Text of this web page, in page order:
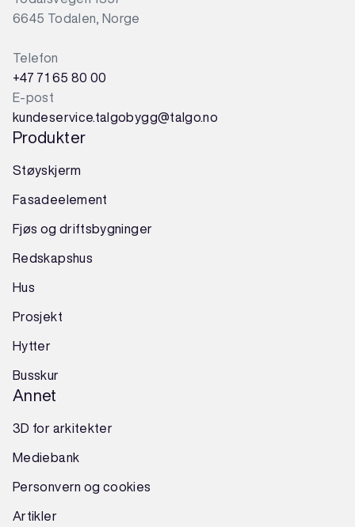
6645 Todalen, Norge
Telefon
+47 71 65 80 00
E-post
kundeservice.talgobygg@talgo.no
Produkter
Støyskjerm
Fasadeelement
Fjøs og driftsbygninger
Redskapshus
Hus
Prosjekt
Hytter
Busskur
Annet
3D for arkitekter
Mediebank
Personvern og cookies
Artikler